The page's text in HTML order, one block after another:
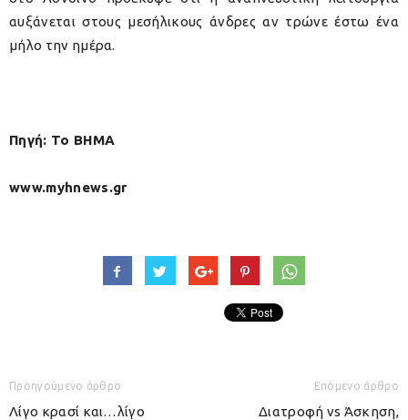
αυξάνεται στους μεσήλικους άνδρες αν τρώνε έστω ένα
μήλο την ημέρα.
Πηγή: Το ΒΗΜΑ
www.myhnews.gr
Προηγούμενο άρθρο
Λίγο κρασί και…λίγο
Επόμενο άρθρο
Διατροφή vs Άσκηση,